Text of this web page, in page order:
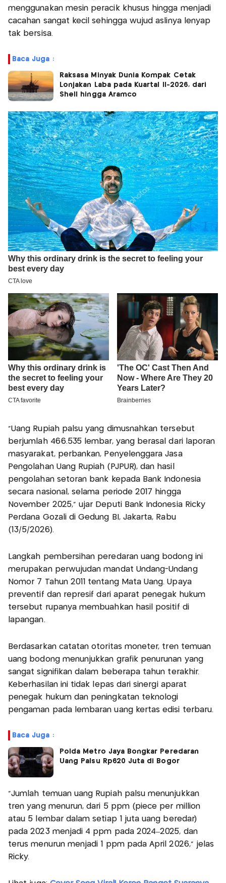
menggunakan mesin peracik khusus hingga menjadi
cacahan sangat kecil sehingga wujud aslinya lenyap
tak bersisa.
Baca Juga :
Raksasa Minyak Dunia Kompak Cetak
Lonjakan Laba pada Kuartal II-2026, dari
Shell hingga Aramco
"Uang Rupiah palsu yang dimusnahkan tersebut
berjumlah 466.535 lembar, yang berasal dari laporan
masyarakat, perbankan, Penyelenggara Jasa
Pengolahan Uang Rupiah (PJPUR), dan hasil
pengolahan setoran bank kepada Bank Indonesia
secara nasional, selama periode 2017 hingga
November 2025," ujar Deputi Bank Indonesia Ricky
Perdana Gozali di Gedung BI, Jakarta, Rabu
(13/5/2026).
Langkah pembersihan peredaran uang bodong ini
merupakan perwujudan mandat Undang-Undang
Nomor 7 Tahun 2011 tentang Mata Uang. Upaya
preventif dan represif dari aparat penegak hukum
tersebut rupanya membuahkan hasil positif di
lapangan.
Berdasarkan catatan otoritas moneter, tren temuan
uang bodong menunjukkan grafik penurunan yang
sangat signifikan dalam beberapa tahun terakhir.
Keberhasilan ini tidak lepas dari sinergi aparat
penegak hukum dan peningkatan teknologi
pengaman pada lembaran uang kertas edisi terbaru.
Baca Juga :
Polda Metro Jaya Bongkar Peredaran
Uang Palsu Rp620 Juta di Bogor
"Jumlah temuan uang Rupiah palsu menunjukkan
tren yang menurun, dari 5 ppm (piece per million
atau 5 lembar dalam setiap 1 juta uang beredar)
pada 2023 menjadi 4 ppm pada 2024–2025, dan
terus menurun menjadi 1 ppm pada April 2026," jelas
Ricky.